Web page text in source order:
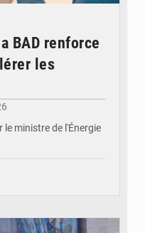
BAD renforce
les
le ministre de l'Énergie